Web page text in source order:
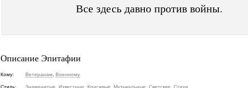
Все здесь давно против войны.
Описание Эпитафии
Кому: Ветеранам Военному
Стиль: Знаменитые Известные Красивые Музыкальные Светские Стихи